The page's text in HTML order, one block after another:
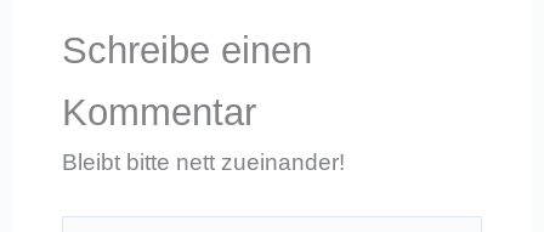
Schreibe einen
Kommentar
Bleibt bitte nett zueinander!